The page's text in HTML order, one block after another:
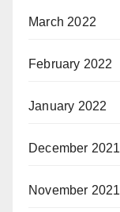
March 2022
February 2022
January 2022
December 2021
November 2021